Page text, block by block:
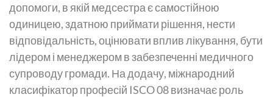
допомоги, в якій медсестра є самостійною
одиницею, здатною приймати рішення, нести
відповідальність, оцінювати вплив лікування, бути
лідером і менеджером в забезпеченні медичного
супроводу громади. На додачу, міжнародний
класифікатор професій ISCO 08 визначає роль